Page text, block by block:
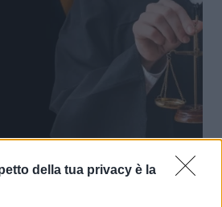
della tua privacy è la
di coda della
stile Mani Pulite